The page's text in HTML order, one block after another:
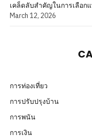
เคล็ดลับสำคัญในการเลือก
March 12, 2026
การท่องเที่ยว
การปรับปรุงบ้าน
การพนัน
การเงิน